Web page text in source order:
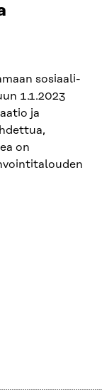
sosiaali-
1.1.2023
ja
on